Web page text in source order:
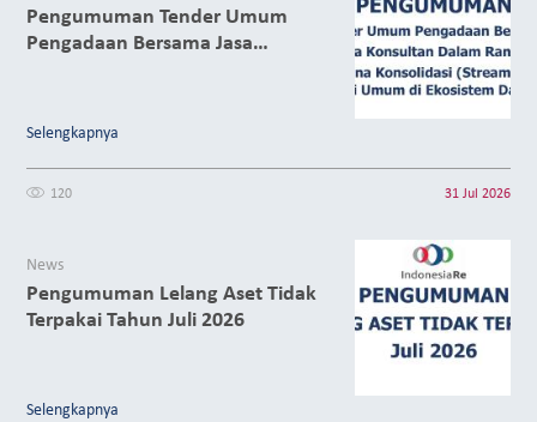
Pengumuman Tender Umum
Pengadaan Bersama Jasa
Asuransi Umum di Ekosistem
Danantara
Selengkapnya
120 31 Jul 2026
News
Pengumuman Lelang Aset Tidak
Terpakai Tahun Juli 2026
Selengkapnya